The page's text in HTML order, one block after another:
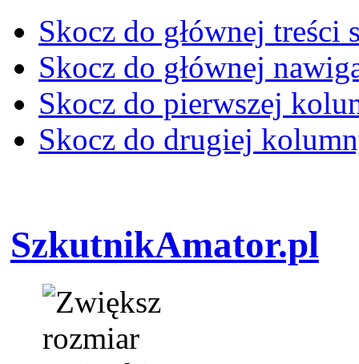
Skocz do głównej treści
Skocz do głównej
Skocz do pierwszej
Skocz do drugiej
SzkutnikAmator.pl